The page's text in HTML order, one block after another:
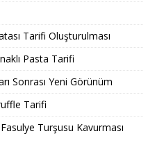
Tarifi Oluşturulması
Pasta Tarifi
Sonrası Yeni Görünüm
Tarifi
Turşusu Kavurması